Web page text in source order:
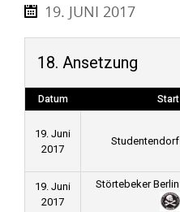
19. JUNI 2017
18. Ansetzung
Datum Start
19. Juni
2017
Studentendorf
19. Juni
2017
Störtebeker Berlin